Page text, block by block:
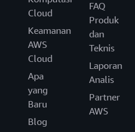
Cloud
Keamanan
AWS
Cloud
Apa
yang
Baru
Blog
FAQ
Produk
dan
Teknis
Laporan
Analis
Partner
AWS